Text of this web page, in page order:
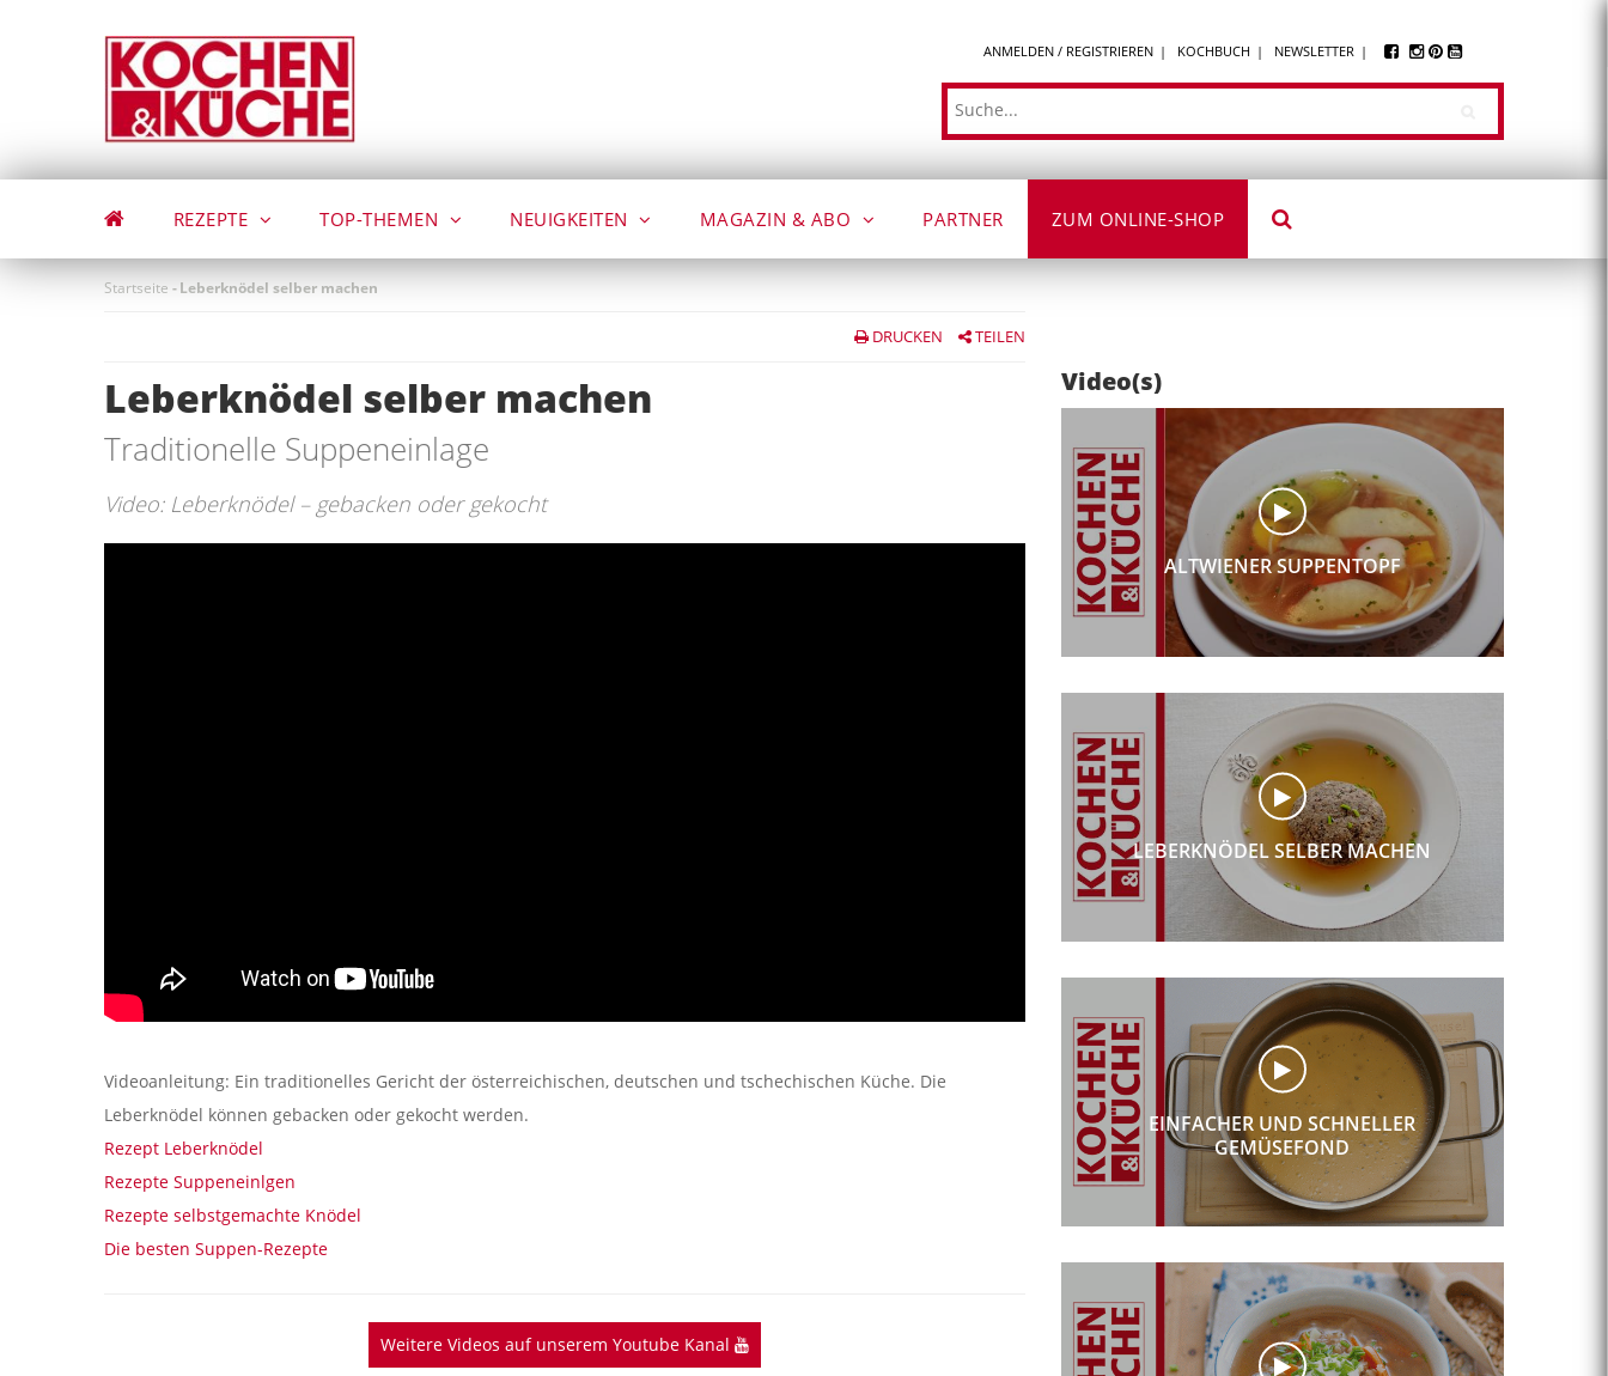
ANMELDEN / REGISTRIEREN KOCHBUCH NEWSLETTER
Suche
REZEPTE TOP-THEMEN NEUIGKEITEN MAGAZIN & ABO PARTNER ZUM ONLINE-SHOP
Startseite -Leberknödel selber machen
DRUCKEN TEILEN
Leberknödel selber machen
Traditionelle Suppeneinlage
Video: Leberknödel – gebacken oder gekocht
Videoanleitung: Ein traditionelles Gericht der österreichischen, deutschen und tschechischen Küche. Die
Leberknödel können gebacken oder gekocht werden.
Rezept Leberknödel
Rezepte Suppeneinlgen
Rezepte selbstgemachte Knödel
Die besten Suppen-Rezepte
Weitere Videos auf unserem Youtube Kanal
Video(s)
ALTWIENER SUPPENTOPF
LEBERKNÖDEL SELBER MACHEN
EINFACHER UND SCHNELLER
GEMÜSEFOND